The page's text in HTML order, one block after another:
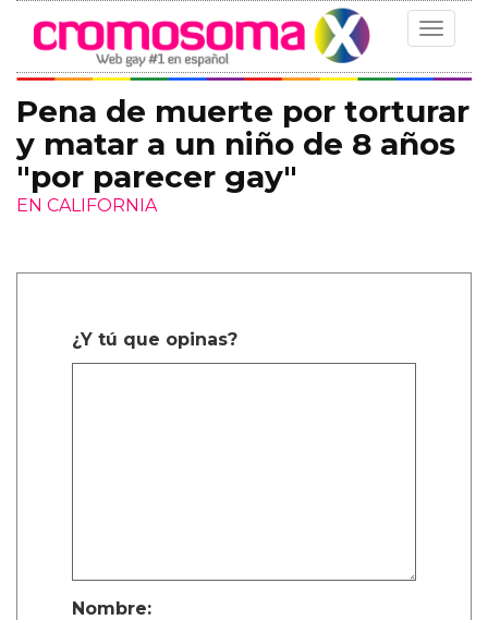
Toggle
Pena de muerte por torturar
y matar a un niño de 8 años
"por parecer gay"
EN CALIFORNIA
¿Y tú que opinas?
Nombre: